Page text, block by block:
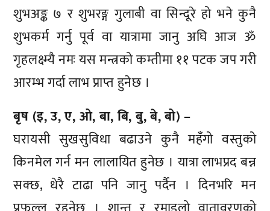
शुभअङ्क ७ र शुभरङ्ग गुलाबी वा सिन्दूरे हो भने कुनै
शुभकर्म गर्नु पूर्व वा यात्रामा जानु अघि आज ॐ
गृहलक्ष्म्यै नमः यस मन्त्रको कम्तीमा ११ पटक जप गरी
आरम्भ गर्दा लाभ प्राप्त हुनेछ ।
बृष (इ, उ, ए, ओ, बा, बि, बु, बे, बो) –
घरायसी सुखसुविधा बढाउने कुनै महँगो वस्तुको
किनमेल गर्न मन लालायित हुनेछ । यात्रा लाभप्रद बन्न
सक्छ, धेरै टाढा पनि जानु पर्दैन । दिनभरि मन